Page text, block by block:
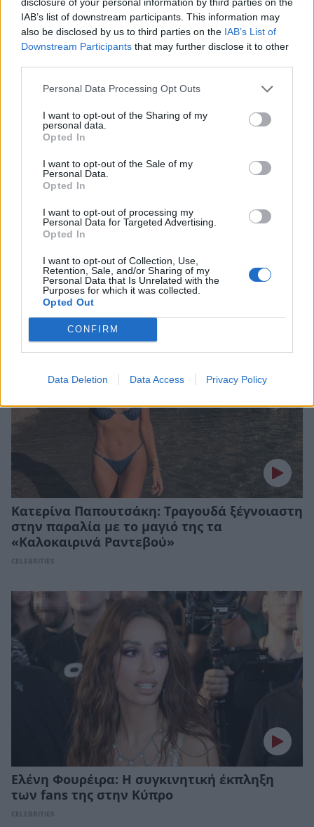
IAB’s list of downstream participants. This information may
also be disclosed by us to third parties on the IAB’s List of
Downstream Participants that may further disclose it to other
Personal Data Processing Opt Outs
I want to opt-out of the Sharing of my
personal data.
Opted In
I want to opt-out of the Sale of my
Personal Data.
Opted In
I want to opt-out of processing my
Personal Data for Targeted Advertising.
Opted In
I want to opt-out of Collection, Use,
Retention, Sale, and/or Sharing of my
Personal Data that Is Unrelated with the
Purposes for which it was collected.
Opted Out
CONFIRM
Data Deletion Data Access Privacy Policy
την κόρη της από την παραλία
Αλέξανδρος Κοψιάλης: Η μεγάλη αλλαγή
στην εμφάνισή του – Έχασε 30 κιλά και
ανέβηκε ξανά στη ζυγαριά
CELEBRITIES
Κατερίνα Παπουτσάκη: Τραγουδά ξέγνοιαστη
στην παραλία με το μαγιό της τα
«Καλοκαιρινά Ραντεβού»
CELEBRITIES
Ελένη Φουρέιρα: Η συγκινητική έκπληξη
των fans της στην Κύπρο
CELEBRITIES